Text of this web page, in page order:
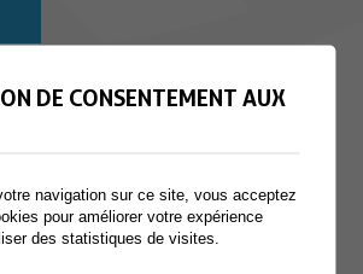
Gestion des Déchets
Constructions
DE CONSENTEMENT AUX
navigation sur ce site, vous acceptez
pour améliorer votre expérience
des statistiques de visites.